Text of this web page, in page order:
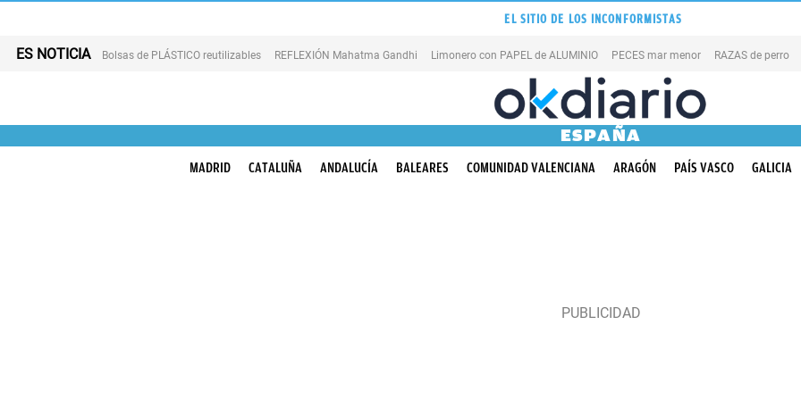
EL SITIO DE LOS INCONFORMISTAS
ES NOTICIA Bolsas de PLÁSTICO reutilizables REFLEXIÓN Mahatma Gandhi Limonero con PAPEL de ALUMINIO PECES mar menor RAZAS de perro
ESPAÑA
MADRID CATALUÑA ANDALUCÍA BALEARES COMUNIDAD VALENCIANA ARAGÓN PAÍS VASCO GALICIA